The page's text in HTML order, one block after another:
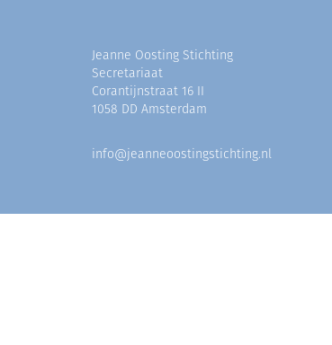
Jeanne Oosting Stichting
Secretariaat
Corantijnstraat 16 II
1058 DD Amsterdam
info@jeanneoostingstichting.nl